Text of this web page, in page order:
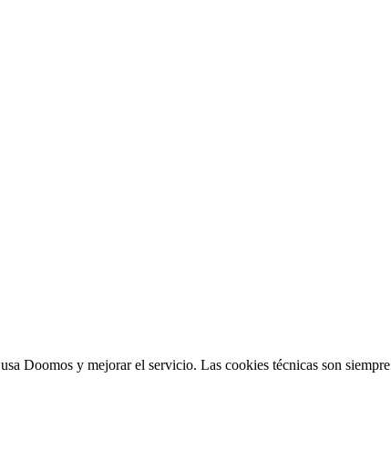
Doomos y mejorar el servicio. Las cookies técnicas son siempre